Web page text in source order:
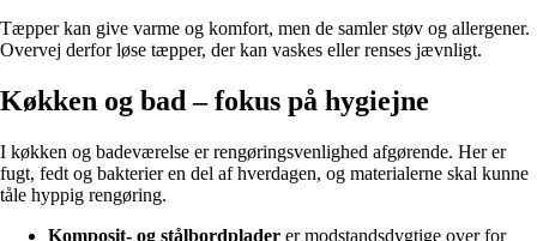
Tæpper kan give varme og komfort, men de samler støv og allergener.
Overvej derfor løse tæpper, der kan vaskes eller renses jævnligt.
Køkken og bad – fokus på hygiejne
I køkken og badeværelse er rengøringsvenlighed afgørende. Her er
fugt, fedt og bakterier en del af hverdagen, og materialerne skal kunne
tåle hyppig rengøring.
Komposit- og stålbordplader er modstandsdygtige over for